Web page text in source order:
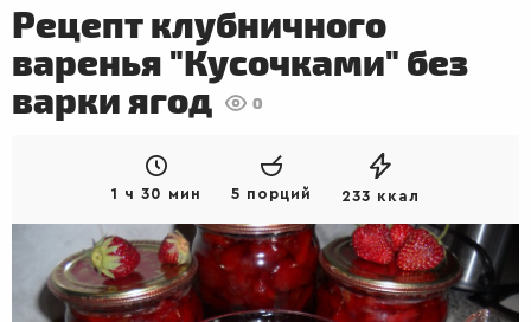
АКТИВ КОРИСНО
РОЗВАГИ GAMES
LIKAR НОВИНИ ЗДОРОВ'Я
КРАСА КІНО
LIFESTYLE FASHION ТРАДИЦІЇ
Рецепт клубничного
варенья "Кусочками" без
варки ягод
0
1 ч 30 мин 5 порций 233 ккал